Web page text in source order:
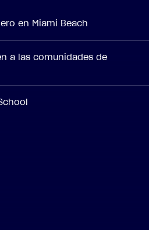
en Miami Beach
a las comunidades de